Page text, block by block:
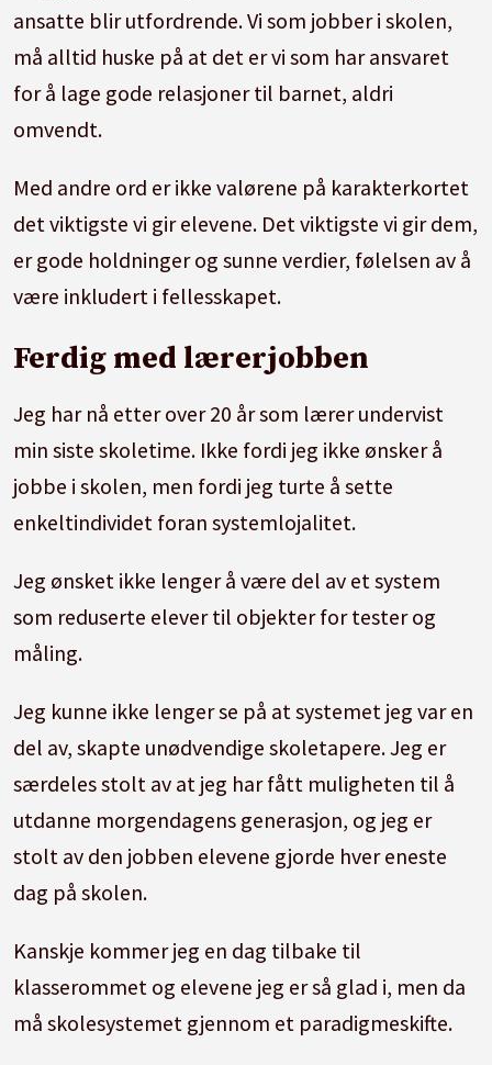
ansatte blir utfordrende. Vi som jobber i skolen,
må alltid huske på at det er vi som har ansvaret
for å lage gode relasjoner til barnet, aldri
omvendt.
Med andre ord er ikke valørene på karakterkortet
det viktigste vi gir elevene. Det viktigste vi gir dem,
er gode holdninger og sunne verdier, følelsen av å
være inkludert i fellesskapet.
Ferdig med lærerjobben
Jeg har nå etter over 20 år som lærer undervist
min siste skoletime. Ikke fordi jeg ikke ønsker å
jobbe i skolen, men fordi jeg turte å sette
enkeltindividet foran systemlojalitet.
Jeg ønsket ikke lenger å være del av et system
som reduserte elever til objekter for tester og
måling.
Jeg kunne ikke lenger se på at systemet jeg var en
del av, skapte unødvendige skoletapere. Jeg er
særdeles stolt av at jeg har fått muligheten til å
utdanne morgendagens generasjon, og jeg er
stolt av den jobben elevene gjorde hver eneste
dag på skolen.
Kanskje kommer jeg en dag tilbake til
klasserommet og elevene jeg er så glad i, men da
må skolesystemet gjennom et paradigmeskifte.